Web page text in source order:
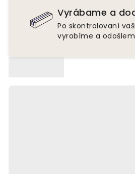
Vyrábame a
Po skontrolovaní
vyrobíme a